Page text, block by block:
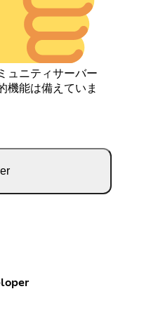
ュニティサーバー
機能は備えていま